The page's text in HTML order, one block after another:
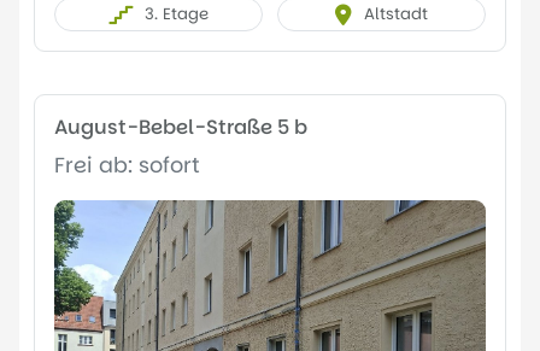
3. Etage Altstadt
August-Bebel-Straße 5 b
Frei ab: sofort